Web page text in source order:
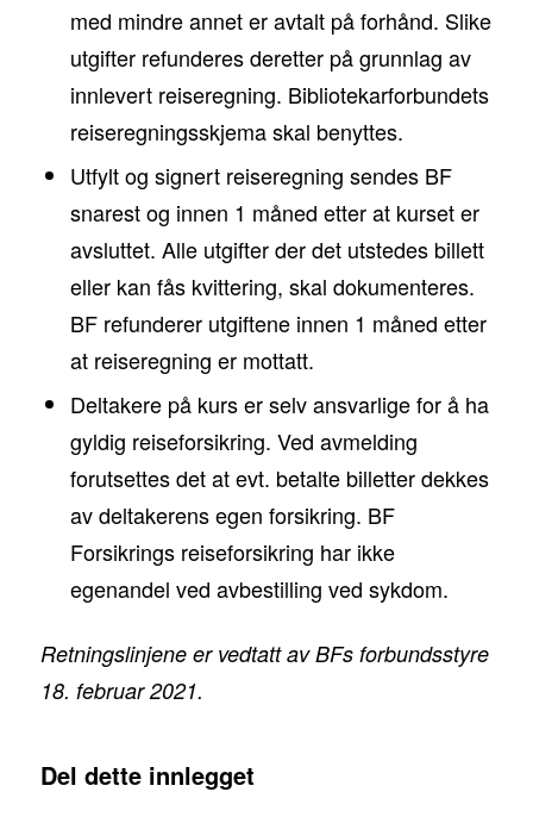
med mindre annet er avtalt på forhånd. Slike
utgifter refunderes deretter på grunnlag av
innlevert reiseregning. Bibliotekarforbundets
reiseregningsskjema skal benyttes.
Utfylt og signert reiseregning sendes BF
snarest og innen 1 måned etter at kurset er
avsluttet. Alle utgifter der det utstedes billett
eller kan fås kvittering, skal dokumenteres.
BF refunderer utgiftene innen 1 måned etter
at reiseregning er mottatt.
Deltakere på kurs er selv ansvarlige for å ha
gyldig reiseforsikring. Ved avmelding
forutsettes det at evt. betalte billetter dekkes
av deltakerens egen forsikring. BF
Forsikrings reiseforsikring har ikke
egenandel ved avbestilling ved sykdom.
Retningslinjene er vedtatt av BFs forbundsstyre
18. februar 2021.
Del dette innlegget